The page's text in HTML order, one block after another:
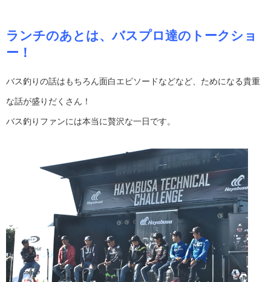
ランチのあとは、バスプロ達のトークショ
ー！
バス釣りの話はもちろん面白エピソードなどなど、ためになる貴重
な話が盛りだくさん！
バス釣りファンには本当に贅沢な一日です。